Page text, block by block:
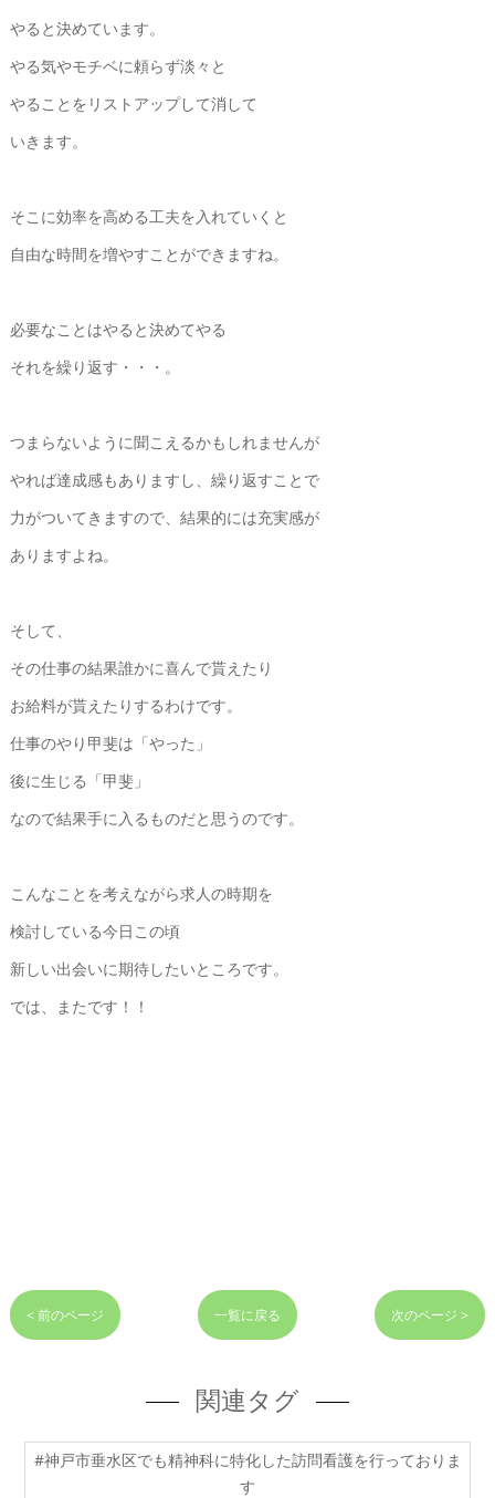
やると決めています。
やる気やモチベに頼らず淡々と
やることをリストアップして消して
いきます。
そこに効率を高める工夫を入れていくと
自由な時間を増やすことができますね。
必要なことはやると決めてやる
それを繰り返す・・・。
つまらないように聞こえるかもしれませんが
やれば達成感もありますし、繰り返すことで
力がついてきますので、結果的には充実感が
ありますよね。
そして、
その仕事の結果誰かに喜んで貰えたり
お給料が貰えたりするわけです。
仕事のやり甲斐は「やった」
後に生じる「甲斐」
なので結果手に入るものだと思うのです。
こんなことを考えながら求人の時期を
検討している今日この頃
新しい出会いに期待したいところです。
では、またです！！
< 前のページ 一覧に戻る 次のページ >
関連タグ
#神戸市垂水区でも精神科に特化した訪問看護を行っておりま
す